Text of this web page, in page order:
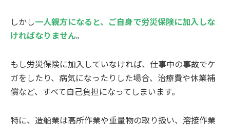
しかし一人親方になると、ご自身で労災保険に加入しな
ければなりません。
もし労災保険に加入していなければ、仕事中の事故でケ
ガをしたり、病気になったりした場合、治療費や休業補
償など、すべて自己負担になってしまいます。
特に、造船業は高所作業や重量物の取り扱い、溶接作業